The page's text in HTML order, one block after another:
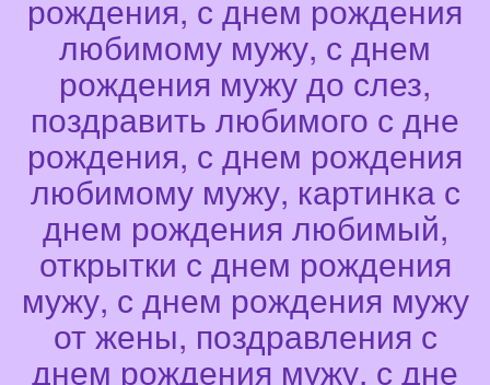
рождения, с днем рождения
любимому мужу, с днем
рождения мужу до слез,
поздравить любимого с дне
рождения, с днем рождения
любимому мужу, картинка с
днем рождения любимый,
открытки с днем рождения
мужу, с днем рождения мужу
от жены, поздравления с
днем рождения мужу, с дне